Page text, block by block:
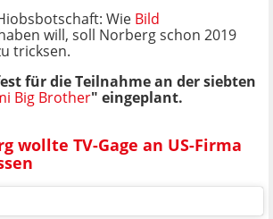
Wie Bild
will, soll Norberg schon 2019
tricksen.
für die Teilnahme an der siebten
Big Brother" eingeplant.
wollte TV-Gage an US-Firma